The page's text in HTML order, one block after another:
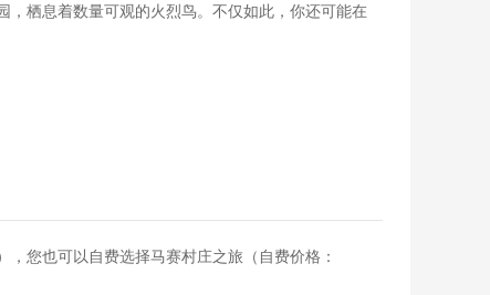
栖息着数量可观的火烈鸟。不仅如此，你还可能在
您也可以自费选择马赛村庄之旅（自费价格：